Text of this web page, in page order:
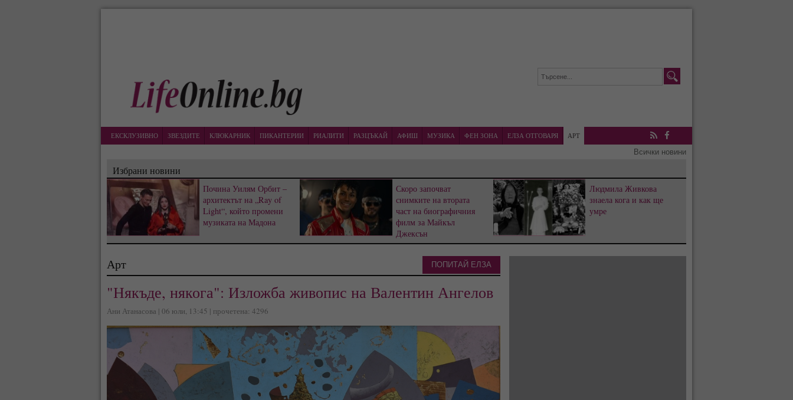
ЕКСКЛУЗИВНО ЗВЕЗДИТЕ КЛЮКАРНИК ПИКАНТЕРИИ РИАЛИТИ РАЗЦЪКАЙ АФИШ МУЗИКА ФЕН ЗОНА ЕЛЗА ОТГОВАРЯ
АРТ
RSS Facebook
Всички новини
Избрани новини
Почина Уилям Орбит –
архитектът на „Ray of
Light“, който промени
музиката на Мадона
Скоро започват
снимките на втората
част на биографичния
филм за Майкъл
Джексън
Людмила Живкова
знаела кога и как ще
умре
Арт
"Някъде, някога": Изложба живопис на Валентин Ангелов
Ани Атанасова | 06 юли, 13:45 | прочетена: 4296
ПОПИТАЙ ЕЛЗА